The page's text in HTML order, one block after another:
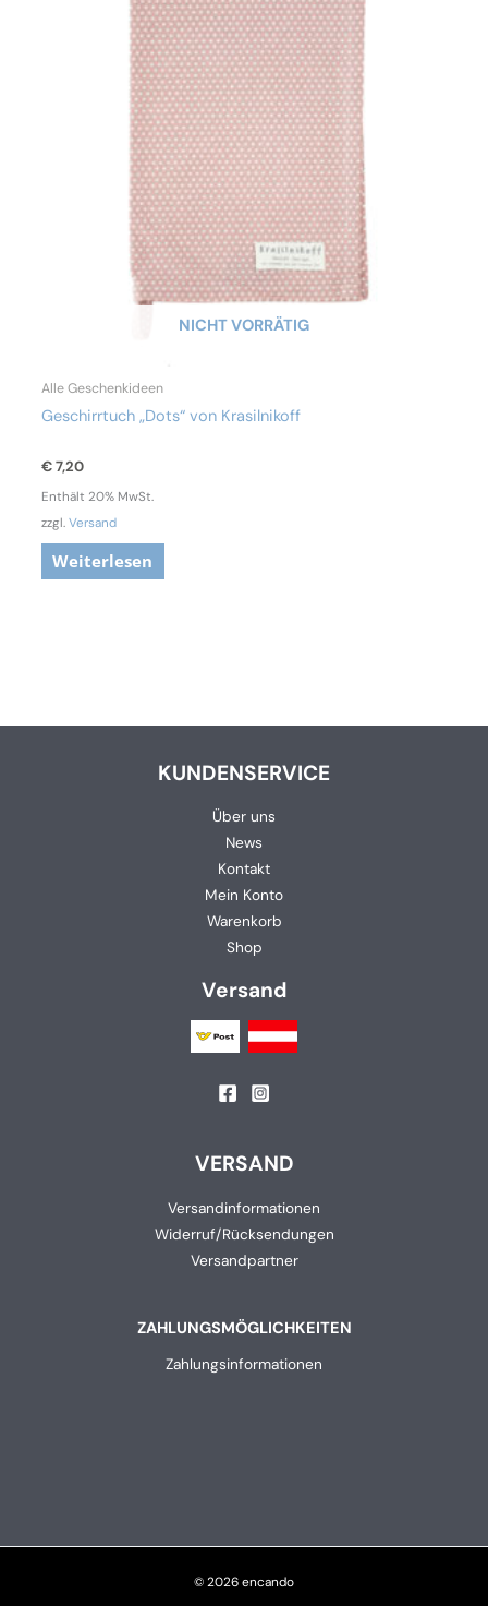
NICHT VORRÄTIG
Alle Geschenkideen
Geschirrtuch „Dots“ von Krasilnikoff
€7,20
Enthält 20% MwSt.
zzgl.Versand
Weiterlesen
KUNDENSERVICE
Über uns
News
Kontakt
Mein Konto
Warenkorb
Shop
Versand
VERSAND
Versandinformationen
Widerruf/Rücksendungen
Versandpartner
ZAHLUNGSMÖGLICHKEITEN
Zahlungsinformationen
© 2026 encando